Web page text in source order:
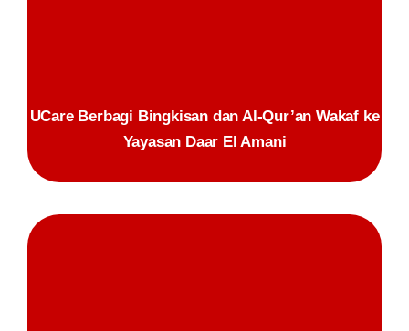
UCare Berbagi Bingkisan dan Al-Qur’an Wakaf ke
Yayasan Daar El Amani